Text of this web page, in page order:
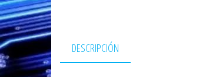
DESCRIPCIÓN